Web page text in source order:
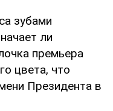
зубами
ли
премьера
цвета, что
Президента в